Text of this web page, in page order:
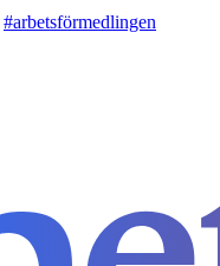
#arbetsförmedlingen